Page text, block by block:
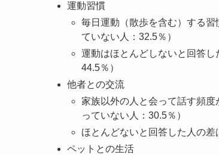
運動習慣
毎日運動（散歩を含む）する
ていない人：32.5％）
運動はほとんどしないと回答し
44.5％）
他者との交流
家族以外の人と会って話す頻
っていない人：30.5％）
ほとんどないと回答した人の差
ペットとの生活